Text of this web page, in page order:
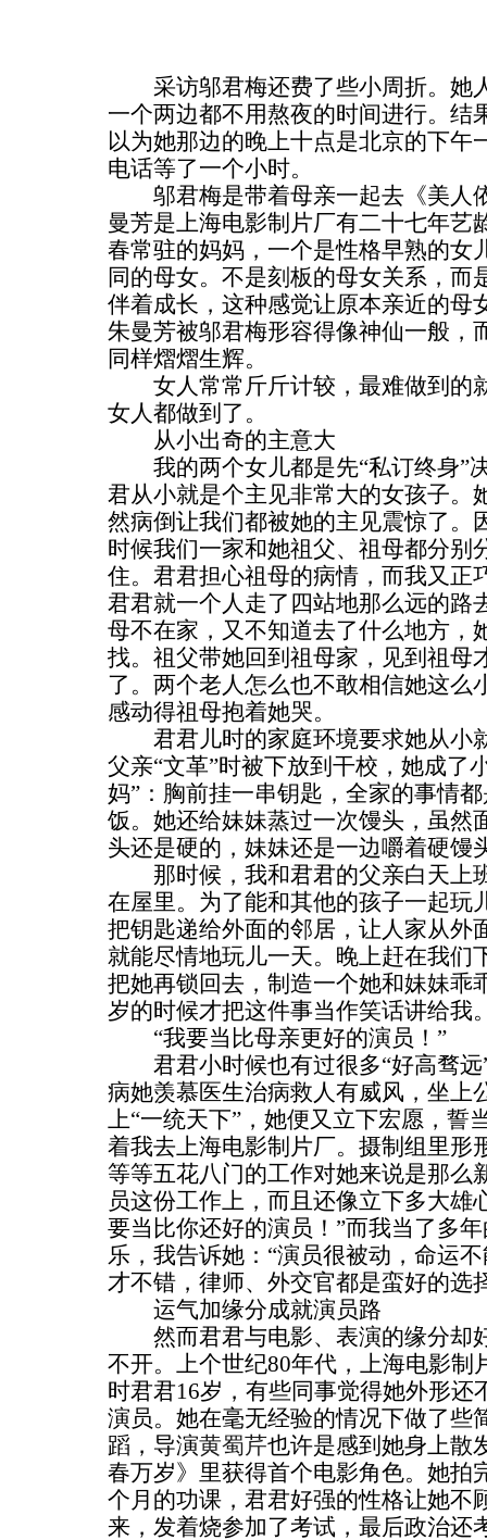
采访邬君梅还费了些小周折。她
一个两边都不用熬夜的时间进行。结
以为她那边的晚上十点是北京的下午
电话等了一个小时。
邬君梅是带着母亲一起去《美人
曼芳是上海电影制片厂有二十七年艺
春常驻的妈妈，一个是性格早熟的女
同的母女。不是刻板的母女关系，而
伴着成长，这种感觉让原本亲近的母
朱曼芳被邬君梅形容得像神仙一般，
同样熠熠生辉。
女人常常斤斤计较，最难做到的
女人都做到了。
从小出奇的主意大
我的两个女儿都是先“私订终身”
君从小就是个主见非常大的女孩子。
然病倒让我们都被她的主见震惊了。
时候我们一家和她祖父、祖母都分别
住。君君担心祖母的病情，而我又正
君君就一个人走了四站地那么远的路
母不在家，又不知道去了什么地方，
找。祖父带她回到祖母家，见到祖母
了。两个老人怎么也不敢相信她这么
感动得祖母抱着她哭。
君君儿时的家庭环境要求她从小
父亲“文革”时被下放到干校，她成了
妈”：胸前挂一串钥匙，全家的事情
饭。她还给妹妹蒸过一次馒头，虽然
头还是硬的，妹妹还是一边嚼着硬馒
那时候，我和君君的父亲白天上
在屋里。为了能和其他的孩子一起玩
把钥匙递给外面的邻居，让人家从外
就能尽情地玩儿一天。晚上赶在我们
把她再锁回去，制造一个她和妹妹乖
岁的时候才把这件事当作笑话讲给我
“我要当比母亲更好的演员！”
君君小时候也有过很多“好高骛远
病她羡慕医生治病救人有威风，坐上
上“一统天下”，她便又立下宏愿，
着我去上海电影制片厂。摄制组里形
等等五花八门的工作对她来说是那么
员这份工作上，而且还像立下多大雄
要当比你还好的演员！”而我当了多
乐，我告诉她：“演员很被动，命运
才不错，律师、外交官都是蛮好的选
运气加缘分成就演员路
然而君君与电影、表演的缘分却
不开。上个世纪80年代，上海电影制
时君君16岁，有些同事觉得她外形还
演员。她在毫无经验的情况下做了些
蹈，导演黄蜀芹也许是感到她身上散
春万岁》里获得首个电影角色。她拍
个月的功课，君君好强的性格让她不
来，发着烧参加了考试，最后政治还